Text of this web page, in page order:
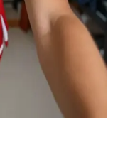
レクシー
キャプテン。ユーザ
分の寮の部屋で、練
。